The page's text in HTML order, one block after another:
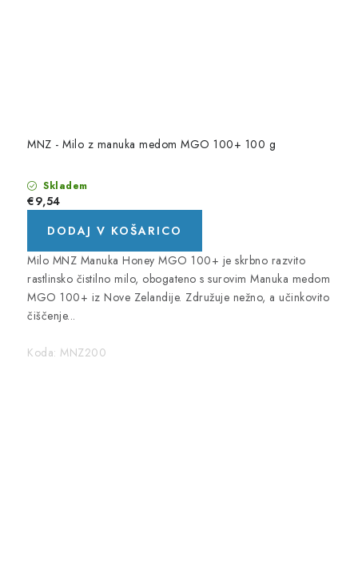
MNZ - Milo z manuka medom MGO 100+ 100 g
Skladem
€9,54
DODAJ V KOŠARICO
Milo MNZ Manuka Honey MGO 100+ je skrbno razvito
rastlinsko čistilno milo, obogateno s surovim Manuka medom
MGO 100+ iz Nove Zelandije. Združuje nežno, a učinkovito
čiščenje...
Koda: MNZ200